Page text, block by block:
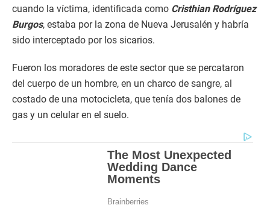
cuando la víctima, identificada como Cristhian Rodríguez
Burgos, estaba por la zona de Nueva Jerusalén y habría
sido interceptado por los sicarios.
Fueron los moradores de este sector que se percataron
del cuerpo de un hombre, en un charco de sangre, al
costado de una motocicleta, que tenía dos balones de
gas y un celular en el suelo.